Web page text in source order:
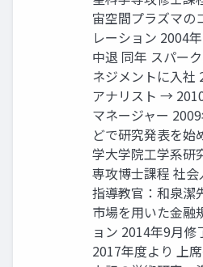
宙空間プラズマの
レーション 2004
中退 同年 スパー
ネジメントに入社
アナリスト →
マネージャー
どで研究発表を始
学大学院工学系研
専攻博士課程 社
指導教官：和泉潔
市場を用いた金融
ョン 2014年9月修
2017年度より 上